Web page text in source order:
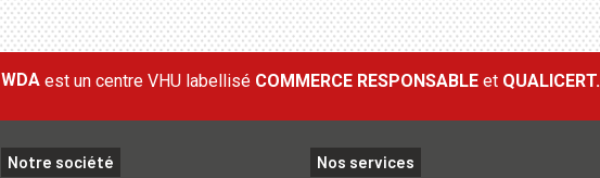
WDA est un centre VHU labellisé COMMERCE RESPONSABLE et QUALICERT.
Notre société
Nos services